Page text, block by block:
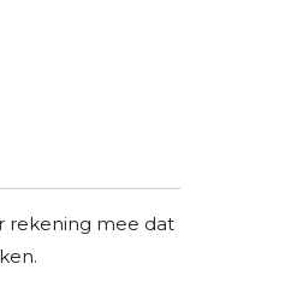
rekening mee dat